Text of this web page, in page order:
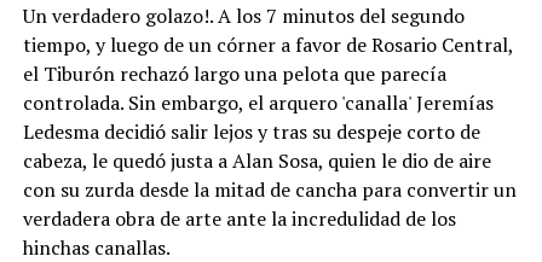
Un verdadero golazo!. A los 7 minutos del segundo
tiempo, y luego de un córner a favor de Rosario Central,
el Tiburón rechazó largo una pelota que parecía
controlada. Sin embargo, el arquero 'canalla' Jeremías
Ledesma decidió salir lejos y tras su despeje corto de
cabeza, le quedó justa a Alan Sosa, quien le dio de aire
con su zurda desde la mitad de cancha para convertir un
verdadera obra de arte ante la incredulidad de los
hinchas canallas.